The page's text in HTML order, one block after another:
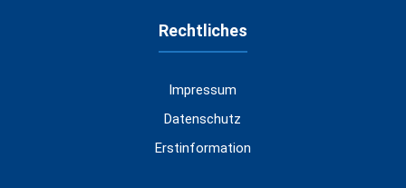
Rechtliches
Impressum
Datenschutz
Erstinformation